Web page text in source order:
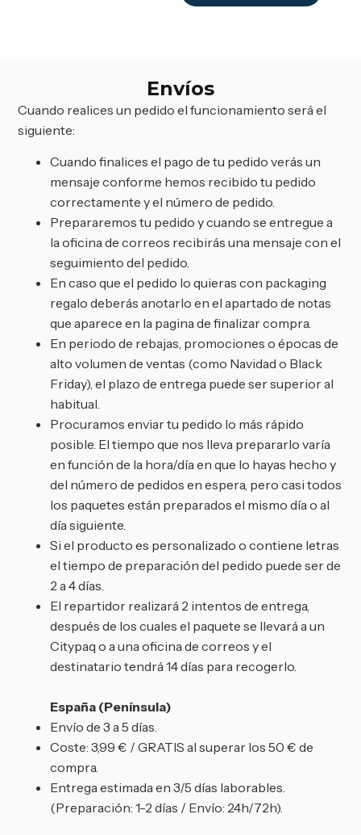
Envíos
Cuando realices un pedido el funcionamiento será el
siguiente:
Cuando finalices el pago de tu pedido verás un
mensaje conforme hemos recibido tu pedido
correctamente y el número de pedido.
Prepararemos tu pedido y cuando se entregue a
la oficina de correos recibirás una mensaje con el
seguimiento del pedido.
En caso que el pedido lo quieras con packaging
regalo deberás anotarlo en el apartado de notas
que aparece en la pagina de finalizar compra.
En periodo de rebajas, promociones o épocas de
alto volumen de ventas (como Navidad o Black
Friday), el plazo de entrega puede ser superior al
habitual.
Procuramos enviar tu pedido lo más rápido
posible. El tiempo que nos lleva prepararlo varía
en función de la hora/día en que lo hayas hecho y
del número de pedidos en espera, pero casi todos
los paquetes están preparados el mismo día o al
día siguiente.
Si el producto es personalizado o contiene letras
el tiempo de preparación del pedido puede ser de
2 a 4 días.
El repartidor realizará 2 intentos de entrega,
después de los cuales el paquete se llevará a un
Citypaq o a una oficina de correos y el
destinatario tendrá 14 días para recogerlo.
España (Península)
Envío de 3 a 5 días.
Coste: 3,99 € / GRATIS al superar los 50 € de
compra.
Entrega estimada en 3/5 días laborables.
(Preparación: 1-2 días / Envío: 24h/72h).